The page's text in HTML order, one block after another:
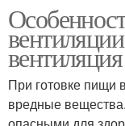
При готовке пищи
вредные